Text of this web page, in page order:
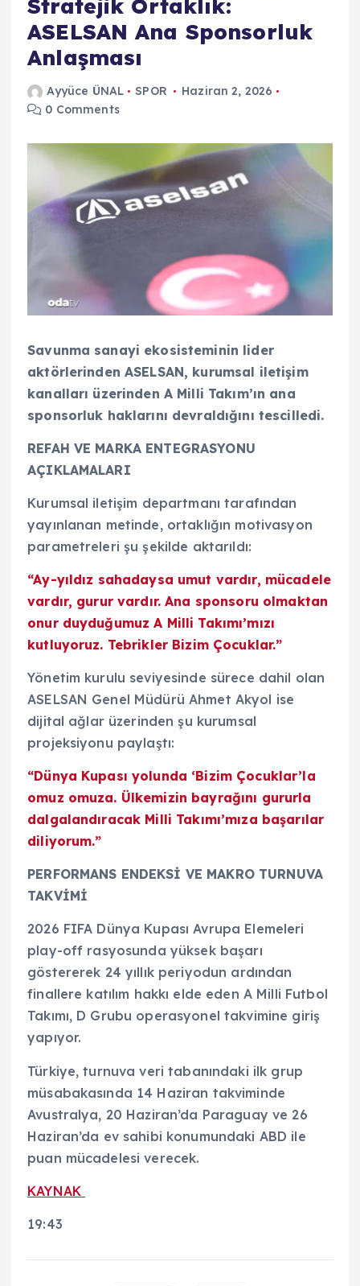
Stratejik Ortaklık:
ASELSAN Ana Sponsorluk
Anlaşması
Ayyüce ÜNAL SPOR
Haziran 2, 2026
0 Comments
Savunma sanayi ekosisteminin lider
aktörlerinden ASELSAN, kurumsal iletişim
kanalları üzerinden A Milli Takım’ın ana
sponsorluk haklarını devraldığını tescilledi.
REFAH VE MARKA ENTEGRASYONU
AÇIKLAMALARI
Kurumsal iletişim departmanı tarafından
yayınlanan metinde, ortaklığın motivasyon
parametreleri şu şekilde aktarıldı:
“Ay-yıldız sahadaysa umut vardır, mücadele
vardır, gurur vardır. Ana sponsoru olmaktan
onur duyduğumuz A Milli Takımı’mızı
kutluyoruz. Tebrikler Bizim Çocuklar.”
Yönetim kurulu seviyesinde sürece dahil olan
ASELSAN Genel Müdürü Ahmet Akyol ise
dijital ağlar üzerinden şu kurumsal
projeksiyonu paylaştı:
“Dünya Kupası yolunda ‘Bizim Çocuklar’la
omuz omuza. Ülkemizin bayrağını gururla
dalgalandıracak Milli Takımı’mıza başarılar
diliyorum.”
PERFORMANS ENDEKSİ VE MAKRO TURNUVA
TAKVİMİ
2026 FIFA Dünya Kupası Avrupa Elemeleri
play-off rasyosunda yüksek başarı
göstererek 24 yıllık periyodun ardından
finallere katılım hakkı elde eden A Milli Futbol
Takımı, D Grubu operasyonel takvimine giriş
yapıyor.
Türkiye, turnuva veri tabanındaki ilk grup
müsabakasında 14 Haziran takviminde
Avustralya, 20 Haziran’da Paraguay ve 26
Haziran’da ev sahibi konumundaki ABD ile
puan mücadelesi verecek.
KAYNAK
19:43